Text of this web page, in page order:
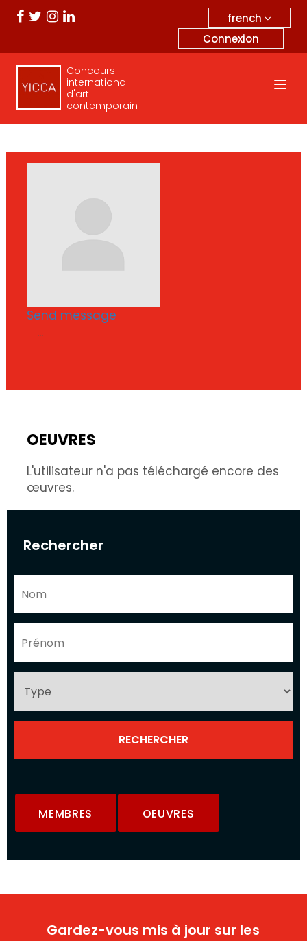
french
Connexion
Concours
international
d'art
contemporain
Rechercher
MEMBRES OEUVRES
Send message
...
OEUVRES
L'utilisateur n'a pas téléchargé encore des
œuvres.
Gardez-vous mis à jour sur les